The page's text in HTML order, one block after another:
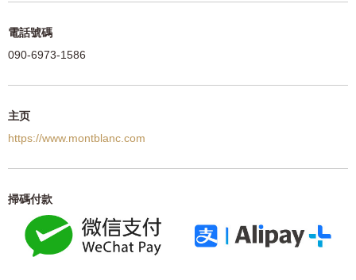
電話號碼
090-6973-1586
主页
https://www.montblanc.com
掃碼付款